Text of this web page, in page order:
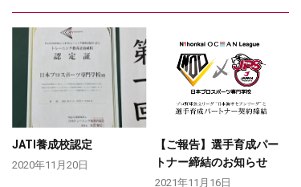
JATI養成校認定
2020年11月20日
【ご報告】選手育成パー
トナー締結のお知らせ
2021年11月16日